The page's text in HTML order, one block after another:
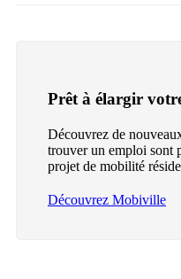
Prêt à élargir
Découvrez de
trouver un emploi sont
projet de mobilité
Découvrez Mobiville